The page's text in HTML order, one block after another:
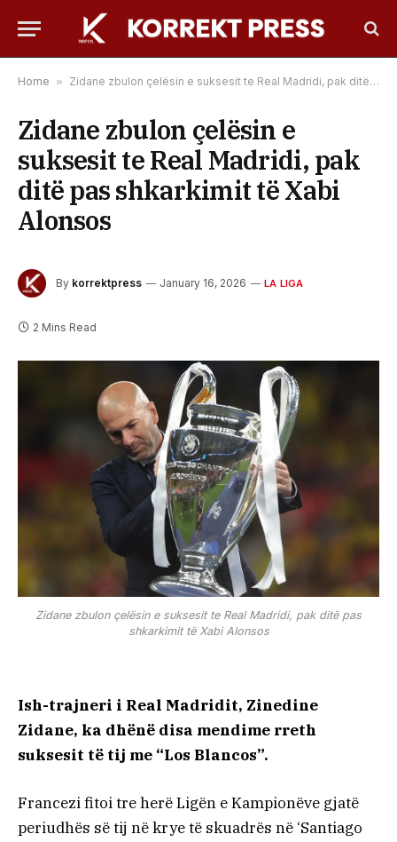
Home » Zidane zbulon çelësin e suksesit te Real Madridi, pak ditë pas shkarkimit të Xabi Alonsos
Zidane zbulon çelësin e
suksesit te Real Madridi, pak
ditë pas shkarkimit të Xabi
Alonsos
By korrektpress January 16, 2026 LA LIGA
2 Mins Read
Zidane zbulon çelësin e suksesit te Real Madridi, pak ditë pas
shkarkimit të Xabi Alonsos
Ish-trajneri i Real Madridit, Zinedine
Zidane, ka dhënë disa mendime rreth
suksesit të tij me “Los Blancos”.
Francezi fitoi tre herë Ligën e Kampionëve gjatë
periudhës së tij në krye të skuadrës në ‘Santiago